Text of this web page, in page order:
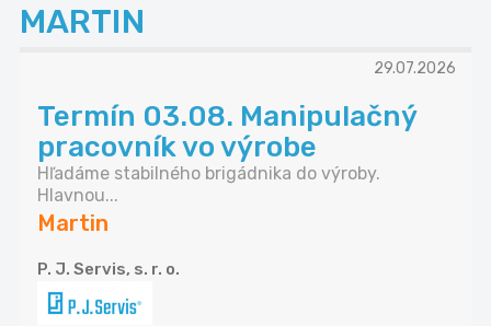
MARTIN
29.07.2026
Termín 03.08. Manipulačný
pracovník vo výrobe
Hľadáme stabilného brigádnika do výroby.
Hlavnou...
Martin
P. J. Servis, s. r. o.